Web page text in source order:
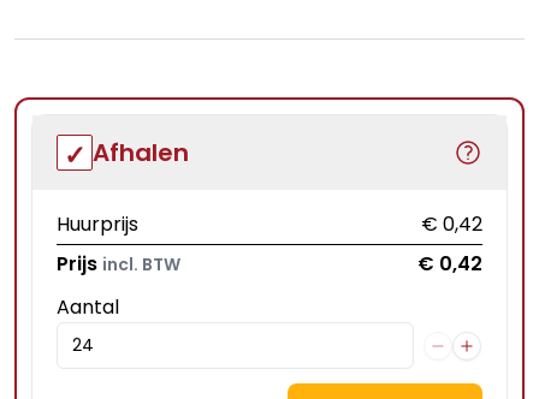
Afhalen
Huurprijs
€ 0,42
Prijs incl. BTW
€ 0,42
Aantal